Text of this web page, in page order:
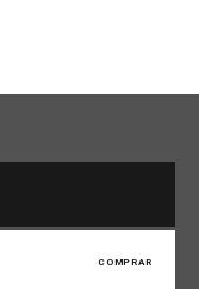
COMPRAR